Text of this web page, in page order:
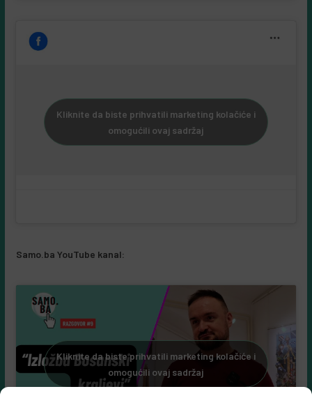
Kliknite da biste prihvatili marketing kolačiće i
omogućili ovaj sadržaj
Kliknite da biste prihvatili marketing kolačiće i